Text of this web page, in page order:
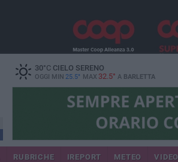
30°CCIELO SERENO
OGGI MIN 25.5° MAX 32.5° A BARLETTA
RUBRICHE IREPORT METEO VIDEO